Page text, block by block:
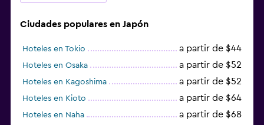
Ciudades populares en Japón
Hoteles en Tokio a partir de $44
Hoteles en Osaka a partir de $52
Hoteles en Kagoshima a partir de $52
Hoteles en Kioto a partir de $64
Hoteles en Naha a partir de $68